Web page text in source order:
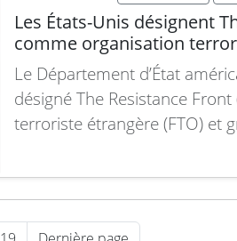
Les États-Unis désignent
comme organisation
Le Département d’État
désigné The Resistance
terroriste étrangère (FTO) et
au Lashkar-e-Tayyiba (LeT),
responsabilité de l’attaque
qui a fait 26 victimes civiles.